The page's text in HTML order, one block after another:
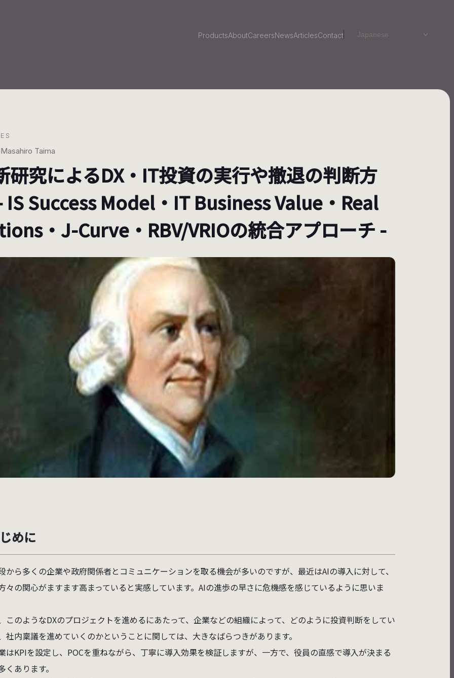
ProductsAboutCareersNewsArticlesContact
Masahiro Taima
研究によるDX・IT投資の実行や撤退の判断方
IS Success Model・IT Business Value・Real
・J-Curve・RBV/VRIOの統合アプローチ -
めに
から多くの企業や政府関係者とコミュニケーションを取る機会が多いのですが、最近はAIの導入に対して、
々の関心がますます高まっていると実感しています。AIの進歩の早さに危機感を感じているように思いま
このようなDXのプロジェクトを進めるにあたって、企業などの組織によって、どのように投資判断をしてい
社内稟議を進めていくのかということに関しては、大きなばらつきがあります。
はKPIを設定し、POCを重ねながら、丁寧に導入効果を検証しますが、一方で、役員の直感で導入が決まる
くあります。